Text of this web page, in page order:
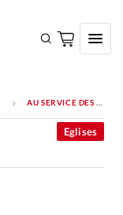
AU SERVICE DES LAOTIENS
Eglises